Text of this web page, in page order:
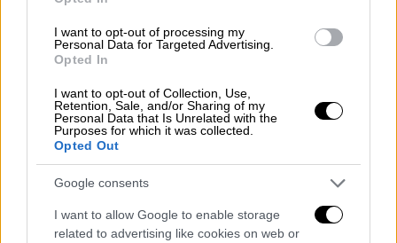
I want to opt-out of processing my
Personal Data for Targeted Advertising.
Opted In
I want to opt-out of Collection, Use,
Retention, Sale, and/or Sharing of my
Personal Data that Is Unrelated with the
Purposes for which it was collected.
Opted Out
Google consents
I want to allow Google to enable storage
related to advertising like cookies on web or
του Οδυσσέα Ιωάννου και του Θάνου
Μικρούτσικου, το «Α ρε Μαμά», το «Ελλάς», η
«Σφεντόνα», το «Πριν το Τέλος» κ.α. Με
απλότητα και ειλικρίνεια, όπως μόνο
εκείνος ξέρει, ο Βασίλης Παπακωνσταντίνου
τραγούδησε όλα όσα αγαπάμε, μας συγκινούν
και μας ενώνουν. Όλοι έγιναν ένα, κάτω από
τη μαγική φωνή του «αιώνιου έφηβου».